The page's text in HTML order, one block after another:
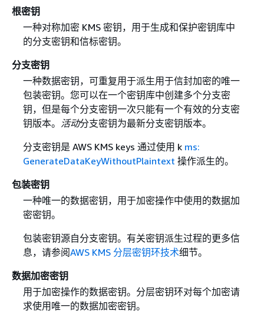
根密钥
一种对称加密 KMS 密钥，用于生成和保护密钥库中
的分支密钥和信标密钥。
分支密钥
一种数据密钥，可重复用于派生用于信封加密的唯一
包装密钥。您可以在一个密钥库中创建多个分支密
钥，但是每个分支密钥一次只能有一个有效的分支密
钥版本。 活动分支密钥为最新分支密钥版本。
分支密钥是 AWS KMS keys 通过使用 k ms:
GenerateDataKeyWithoutPlaintext 操作派生的。
包装密钥
一种唯一的数据密钥，用于加密操作中使用的数据加
密密钥。
包装密钥源自分支密钥。有关密钥派生过程的更多信
息，请参阅AWS KMS 分层密钥环技术细节。
数据加密密钥
用于加密操作的数据密钥。分层密钥环对每个加密请
求使用唯一的数据加密密钥。